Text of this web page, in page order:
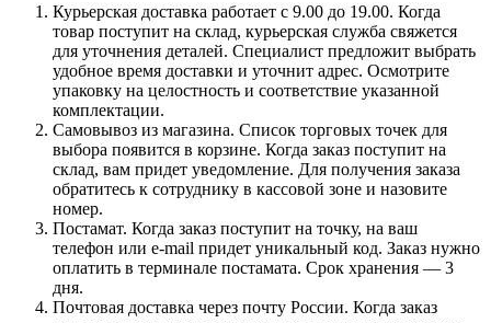
Курьерская доставка работает с 9.00 до 19.00. Когда
товар поступит на склад, курьерская служба свяжется
для уточнения деталей. Специалист предложит выбрать
удобное время доставки и уточнит адрес. Осмотрите
упаковку на целостность и соответствие указанной
комплектации.
Самовывоз из магазина. Список торговых точек для
выбора появится в корзине. Когда заказ поступит на
склад, вам придет уведомление. Для получения заказа
обратитесь к сотруднику в кассовой зоне и назовите
номер.
Постамат. Когда заказ поступит на точку, на ваш
телефон или e-mail придет уникальный код. Заказ нужно
оплатить в терминале постамата. Срок хранения — 3
дня.
Почтовая доставка через почту России. Когда заказ